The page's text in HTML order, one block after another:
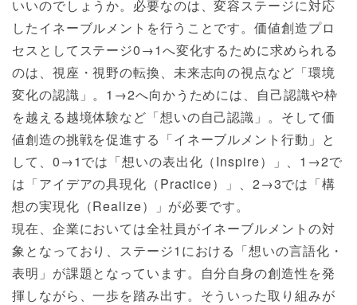
いいのでしょうか。必要なのは、変容ステージに対応
したイネーブルメントを行うことです。価値創造プロ
セスとしてステージ0→1へ変化するために求められる
のは、視座・視野の転換、未来志向の視点など「環境
変化の認識」。1→2へ向かうためには、自己認識や枠
を越える越境体験など「想いの自己認識」。そして価
値創造の挑戦を促進する「イネーブルメント行動」と
して、0→1では「想いの表出化（Inspire）」、1→2で
は「アイデアの具現化（Practice）」、2→3では「構
想の実現化（Realize）」が必要です。
現在、企業においては全社員がイネーブルメントの対
象となっており、ステージ1における「想いの言語化・
表明」が課題となっています。自分自身の創造性を発
揮しながら、一歩を踏み出す。そういった取り組みが